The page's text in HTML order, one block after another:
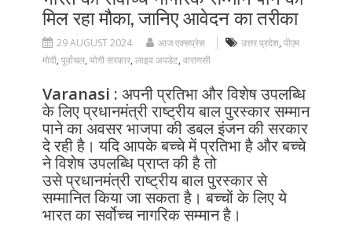
मिल रहा मौका, जानिए आवेदन का तरीका
29 AUGUST 2024 आज एक्सप्रेस उत्तर प्रदेश, पीएम
मोदी, पूर्वांचल, योगी सरकार, लाइव अपडेट, वाराणसी
Varanasi : अपनी प्रतिभा और विशेष उपलब्धि
के लिए प्रधानमंत्री राष्ट्रीय बाल पुरस्कार सम्मान
पाने का अवसर भाजपा की डबल इंजन की सरकार
दे रही है। यदि आपके बच्चे में प्रतिभा है और बच्चे
ने विशेष उपलब्धि प्राप्त की है तो
उसे प्रधानमंत्री राष्ट्रीय बाल पुरस्कार से
सम्मानित किया जा सकता है। बच्चों के लिए ये
भारत का सर्वोच्च नागरिक सम्मान है।